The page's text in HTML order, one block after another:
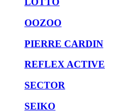
OOZOO
PIERRE CARDIN
REFLEX ACTIVE
SECTOR
SEIKO